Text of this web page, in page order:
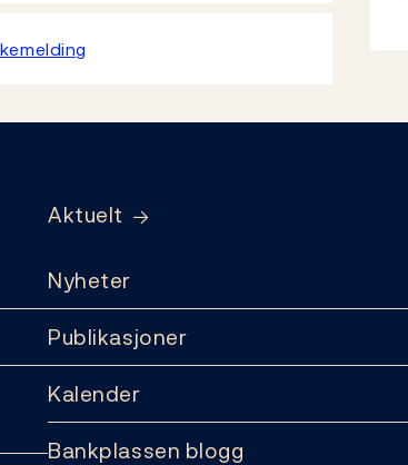
Aktuelt
Nyheter
Publikasjoner
Kalender
Bankplassen blogg